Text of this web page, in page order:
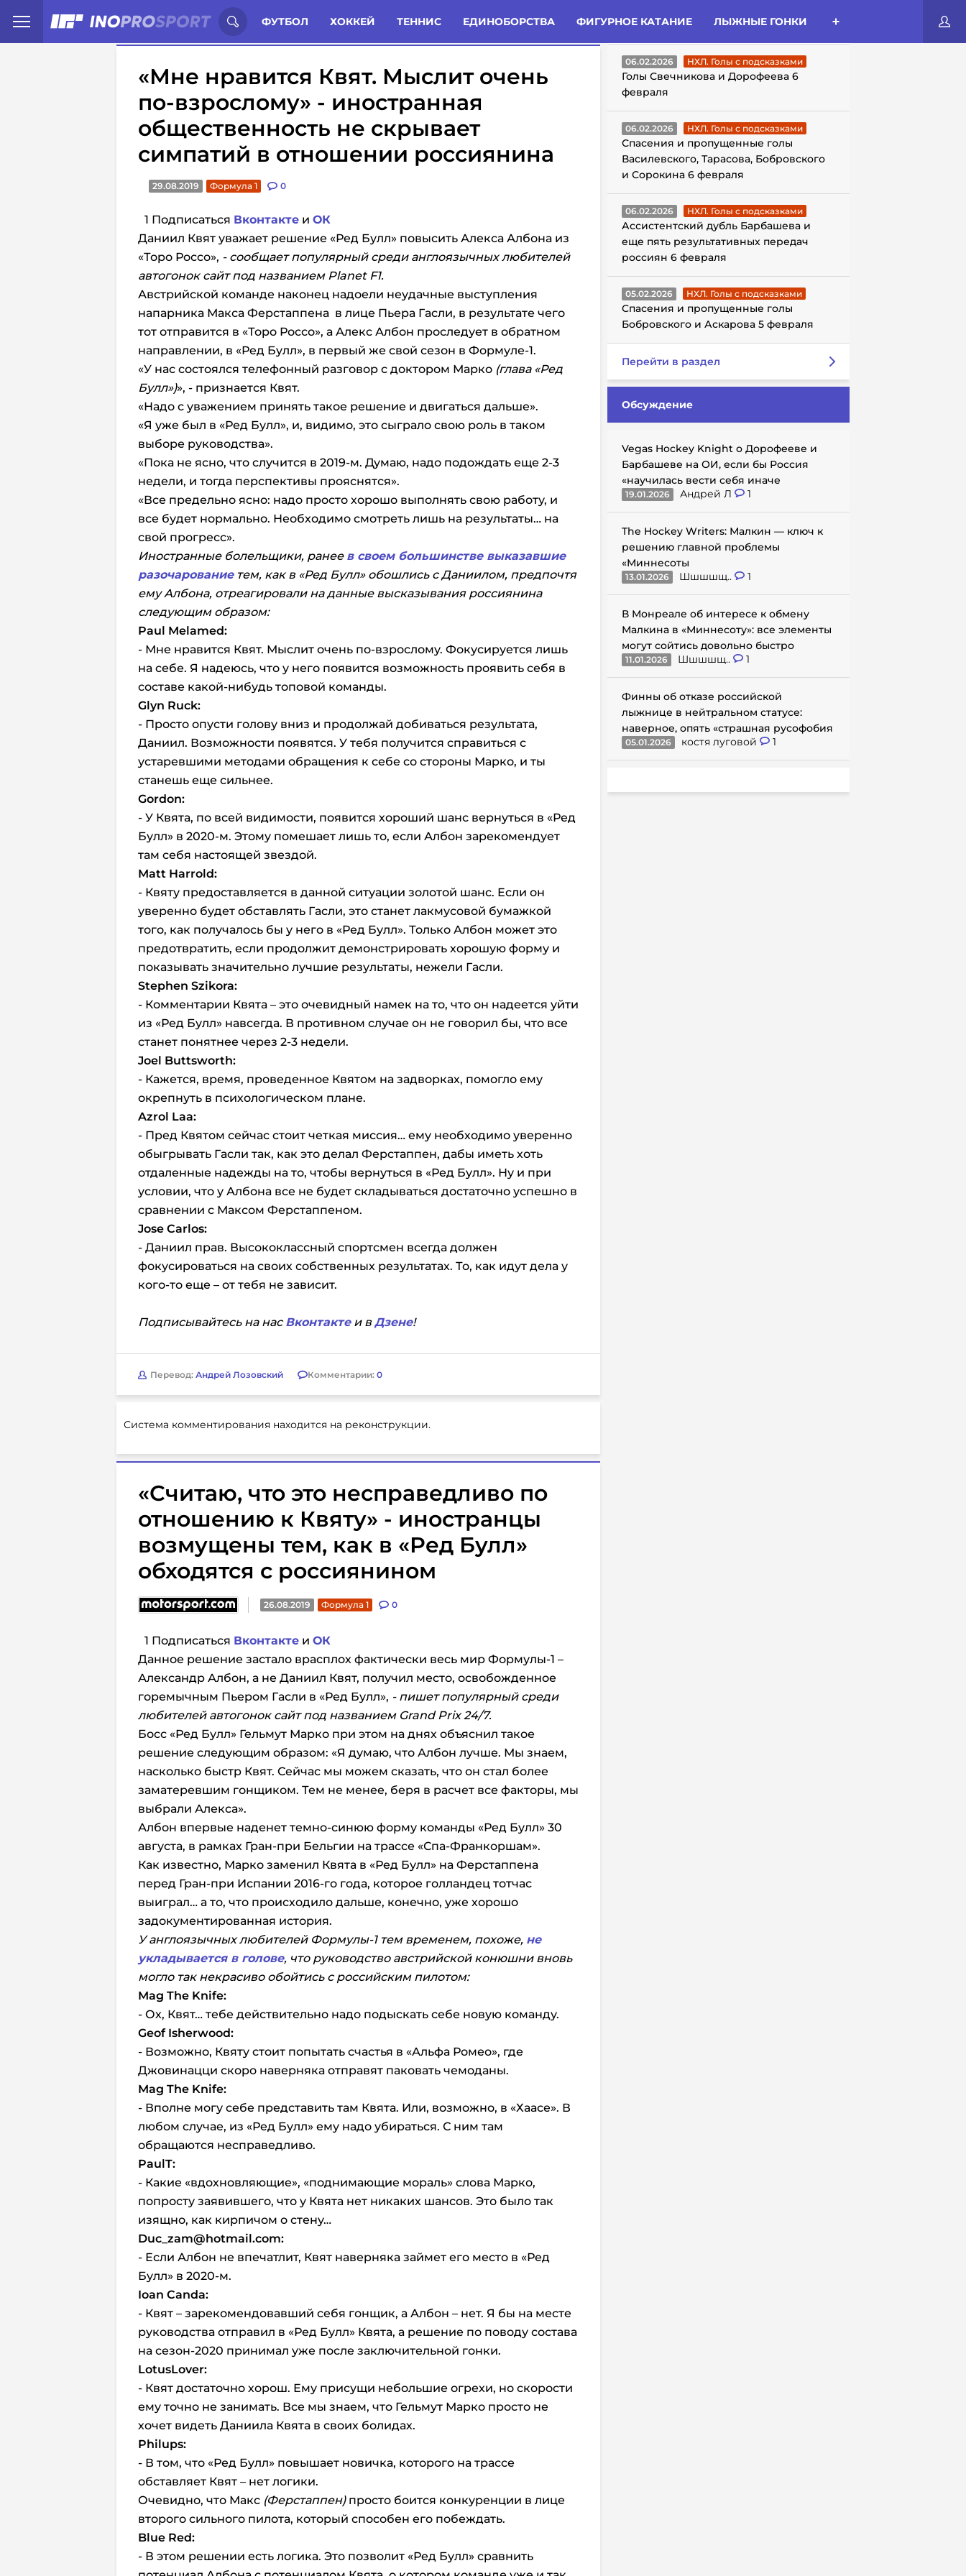
ФУТБОЛ ХОККЕЙ ТЕННИС ЕДИНОБОРСТВА ФИГУРНОЕ КАТАНИЕ ЛЫЖНЫЕ ГОНКИ
Иностранцы о спорте России: Статьи Комменты Новости
«Мне нравится Квят. Мыслит очень
по-взрослому» - иностранная
общественность не скрывает
симпатий в отношении россиянина
29.08.2019 Формула 1 0
1 Подписаться Вконтакте иОК
Даниил Квят уважает решение «Ред Булл» повысить Алекса Албона из
«Торо Россо», - сообщает популярный среди англоязычных любителей
автогонок сайт под названием Planet F1.
Австрийской команде наконец надоели неудачные выступления
напарника Макса Ферстаппена в лице Пьера Гасли, в результате чего
тот отправится в «Торо Россо», а Алекс Албон проследует в обратном
направлении, в «Ред Булл», в первый же свой сезон в Формуле-1.
«У нас состоялся телефонный разговор с доктором Марко (глава «Ред
Булл»)», - признается Квят.
«Надо с уважением принять такое решение и двигаться дальше».
«Я уже был в «Ред Булл», и, видимо, это сыграло свою роль в таком
выборе руководства».
«Пока не ясно, что случится в 2019-м. Думаю, надо подождать еще 2-3
недели, и тогда перспективы прояснятся».
«Все предельно ясно: надо просто хорошо выполнять свою работу, и
все будет нормально. Необходимо смотреть лишь на результаты… на
свой прогресс».
Иностранные болельщики, ранее в своем большинстве выказавшие
разочарованиетем, как в «Ред Булл» обошлись с Даниилом, предпочтя
ему Албона, отреагировали на данные высказывания россиянина
следующим образом:
Paul Melamed:
- Мне нравится Квят. Мыслит очень по-взрослому. Фокусируется лишь
на себе. Я надеюсь, что у него появится возможность проявить себя в
составе какой-нибудь топовой команды.
Glyn Ruck:
- Просто опусти голову вниз и продолжай добиваться результата,
Даниил. Возможности появятся. У тебя получится справиться с
устаревшими методами обращения к себе со стороны Марко, и ты
станешь еще сильнее.
Gordon:
- У Квята, по всей видимости, появится хороший шанс вернуться в «Ред
Булл» в 2020-м. Этому помешает лишь то, если Албон зарекомендует
там себя настоящей звездой.
Matt Harrold:
- Квяту предоставляется в данной ситуации золотой шанс. Если он
уверенно будет обставлять Гасли, это станет лакмусовой бумажкой
того, как получалось бы у него в «Ред Булл». Только Албон может это
предотвратить, если продолжит демонстрировать хорошую форму и
показывать значительно лучшие результаты, нежели Гасли.
Stephen Szikora:
- Комментарии Квята – это очевидный намек на то, что он надеется уйти
из «Ред Булл» навсегда. В противном случае он не говорил бы, что все
станет понятнее через 2-3 недели.
Joel Buttsworth:
- Кажется, время, проведенное Квятом на задворках, помогло ему
окрепнуть в психологическом плане.
Azrol Laa:
- Пред Квятом сейчас стоит четкая миссия… ему необходимо уверенно
обыгрывать Гасли так, как это делал Ферстаппен, дабы иметь хоть
отдаленные надежды на то, чтобы вернуться в «Ред Булл». Ну и при
условии, что у Албона все не будет складываться достаточно успешно в
сравнении с Максом Ферстаппеном.
Jose Carlos:
- Даниил прав. Высококлассный спортсмен всегда должен
фокусироваться на своих собственных результатах. То, как идут дела у
кого-то еще – от тебя не зависит.
Подписывайтесь на насВконтактеи вДзене!
Перевод: Андрей Лозовский Комментарии: 0
Система комментирования находится на реконструкции.
«Считаю, что это несправедливо по
отношению к Квяту» - иностранцы
возмущены тем, как в «Ред Булл»
обходятся с россиянином
26.08.2019 Формула 1 0
1 Подписаться Вконтакте иОК
Данное решение застало врасплох фактически весь мир Формулы-1 –
Александр Албон, а не Даниил Квят, получил место, освобожденное
горемычным Пьером Гасли в «Ред Булл», - пишет популярный среди
любителей автогонок сайт под названием Grand Prix24/7.
Босс «Ред Булл» Гельмут Марко при этом на днях объяснил такое
решение следующим образом: «Я думаю, что Албон лучше. Мы знаем,
насколько быстр Квят. Сейчас мы можем сказать, что он стал более
заматеревшим гонщиком. Тем не менее, беря в расчет все факторы, мы
выбрали Алекса».
Албон впервые наденет темно-синюю форму команды «Ред Булл» 30
августа, в рамках Гран-при Бельгии на трассе «Спа-Франкоршам».
Как известно, Марко заменил Квята в «Ред Булл» на Ферстаппена
перед Гран-при Испании 2016-го года, которое голландец тотчас
выиграл… а то, что происходило дальше, конечно, уже хорошо
задокументированная история.
У англоязычных любителей Формулы-1 тем временем, похоже, не
укладывается в голове, что руководство австрийской конюшни вновь
могло так некрасиво обойтись с российским пилотом:
Mag The Knife:
- Ох, Квят… тебе действительно надо подыскать себе новую команду.
Geof Isherwood:
- Возможно, Квяту стоит попытать счастья в «Альфа Ромео», где
Джовинацци скоро наверняка отправят паковать чемоданы.
Mag The Knife:
- Вполне могу себе представить там Квята. Или, возможно, в «Хаасе». В
любом случае, из «Ред Булл» ему надо убираться. С ним там
обращаются несправедливо.
PaulT:
- Какие «вдохновляющие», «поднимающие мораль» слова Марко,
попросту заявившего, что у Квята нет никаких шансов. Это было так
изящно, как кирпичом о стену…
Duc zam@hotmail.com:
- Если Албон не впечатлит, Квят наверняка займет его место в «Ред
Булл» в 2020-м.
Ioan Canda:
- Квят – зарекомендовавший себя гонщик, а Албон – нет. Я бы на месте
руководства отправил в «Ред Булл» Квята, а решение по поводу состава
на сезон-2020 принимал уже после заключительной гонки.
LotusLover:
- Квят достаточно хорош. Ему присущи небольшие огрехи, но скорости
ему точно не занимать. Все мы знаем, что Гельмут Марко просто не
хочет видеть Даниила Квята в своих болидах.
Philups:
- В том, что «Ред Булл» повышает новичка, которого на трассе
обставляет Квят – нет логики.
Очевидно, что Макс (Ферстаппен) просто боится конкуренции в лице
второго сильного пилота, который способен его побеждать.
Blue Red:
- В этом решении есть логика. Это позволит «Ред Булл» сравнить
ГОЛЫ С ПОДСКАЗКАМИ
06.02.2026 НХЛ. Голы с подсказками
Голы Свечникова и Дорофеева 6
февраля
06.02.2026 НХЛ. Голы с подсказками
Спасения и пропущенные голы
Василевского, Тарасова, Бобровского
и Сорокина 6 февраля
06.02.2026 НХЛ. Голы с подсказками
Ассистентский дубль Барбашева и
еще пять результативных передач
россиян 6 февраля
05.02.2026 НХЛ. Голы с подсказками
Спасения и пропущенные голы
Бобровского и Аскарова 5 февраля
Перейти в раздел
Обсуждение
Vegas Hockey Knight о Дорофееве и
Барбашеве на ОИ, если бы Россия
«научилась вести себя иначе
19.01.2026 Андрей Л 1
The Hockey Writers: Малкин — ключ к
решению главной проблемы
«Миннесоты
13.01.2026 Шшшшщ.. 1
В Монреале об интересе к обмену
Малкина в «Миннесоту»: все элементы
могут сойтись довольно быстро
11.01.2026 Шшшшщ.. 1
Финны об отказе российской
лыжнице в нейтральном статусе:
наверное, опять «страшная русофобия
05.01.2026 костя луговой 1